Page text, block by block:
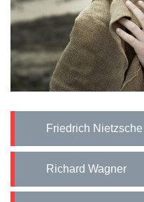
Friedrich Nietzsche
Richard Wagner